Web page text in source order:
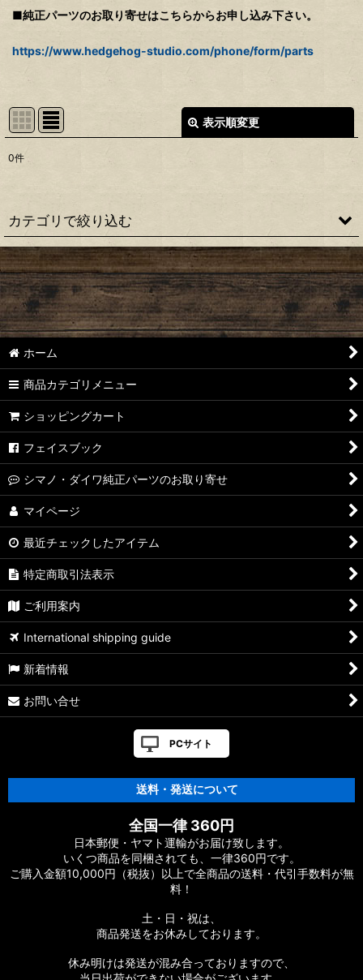
■純正パーツのお取り寄せはこちらからお申し込み下さい。
https://www.hedgehog-studio.com/phone/form/parts
表示順変更
並び順
絞り込む
0件
カテゴリで絞り込む
【シマノ】22ステラ［STELLA］対応 カスタムパーツ
【シマノ】18-19ステラ［STELLA］対応 カスタムパーツ
【シマノ】14ステラ［STELLA］対応 カスタムパーツ
【シマノ】10ステラ［STELLA］対応 カスタムパーツ
【シマノ】07ステラ［STELLA］対応 カスタムパーツ
【シマノ】19-22ステラSW［STELLA SW］対応 カスタムパー
ツ
【シマノ】08ステラSW［STELLA SW］対応 カスタムパーツ
【シマノ】01ステラSW［STELLA SW］対応 カスタムパーツ
ーツ
17ヴァンキッシュFW用
FW［VANQUISH］対応 カスタムパーツ
【シマノ】12-13ヴァンキッシュ&リミテッド［VANQUISH］
対応 カスタムパーツ
【シマノ】19ストラディック［STRADIC］対応 カスタムパー
ツ
【シマノ】20ストラディックSW［STRADIC SW］対応 カスタ
【シマノ】18ストラディックSW［STRADIC SW］対応 カスタ
ホーム
商品カテゴリメニュー
ショッピングカート
フェイスブック
シマノ・ダイワ純正パーツのお取り寄せ
マイページ
最近チェックしたアイテム
特定商取引法表示
ご利用案内
International shipping guide
新着情報
お問い合せ
PCサイト
送料・発送について
全国一律 360円
日本郵便・ヤマト運輸がお届け致します。
いくつ商品を同梱されても、一律360円です。
ご購入金額10,000円（税抜）以上で全商品の送料・代引手数料が無
料！
土・日・祝は、
商品発送をお休みしております。
休み明けは発送が混み合っておりますので、